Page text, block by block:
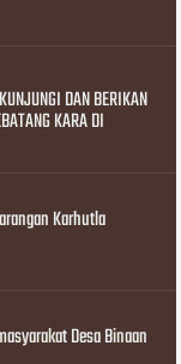
DAN BERIKAN
KARA DI
Karhutla
Desa Binaan